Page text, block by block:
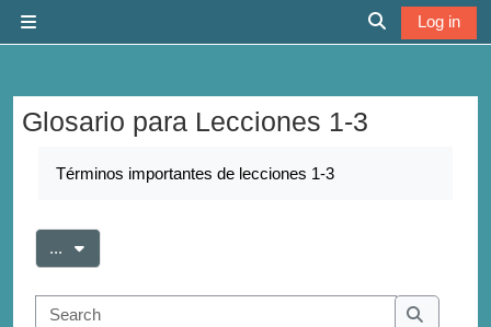
Toggle search
Log in
Glosario para Lecciones 1-3
Términos importantes de lecciones 1-3
... Export entries
Search